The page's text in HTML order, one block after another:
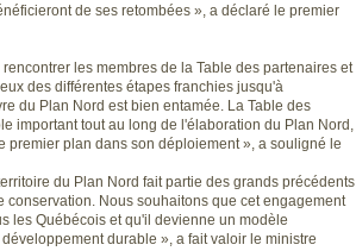
de ses retombées », a déclaré le premier
les membres de la Table des partenaires et
des différentes étapes franchies jusqu'à
du Plan Nord est bien entamée. La Table des
important tout au long de l'élaboration du Plan Nord,
premier plan dans son déploiement », a souligné le
du Plan Nord fait partie des grands précédents
conservation. Nous souhaitons que cet engagement
les Québécois et qu'il devienne un modèle
durable », a fait valoir le ministre